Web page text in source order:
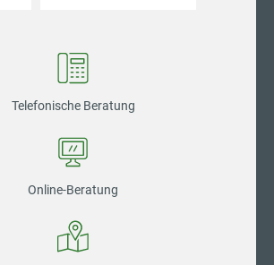
Telefonische Beratung
Online-Beratung